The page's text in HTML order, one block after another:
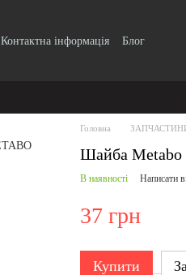
Контактна інформація Блог
Головна
Шайба Metabo
В наявності Написати
37 грн
Купити